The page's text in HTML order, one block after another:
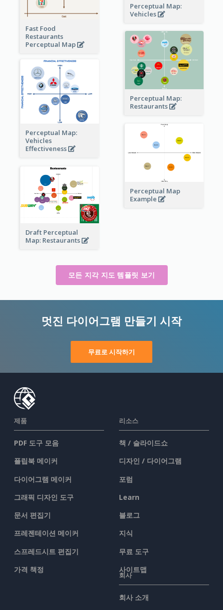
Perceptual Map:
Vehicles
Fast Food
Restaurants
Perceptual Map
Perceptual Map:
Restaurants
Perceptual Map:
Vehicles
Effectiveness
Perceptual Map
Example
Draft Perceptual
Map: Restaurants
모든 지각 지도 템플릿 보기
멋진 다이어그램 만들기 시작
무료로 시작하기
제품
PDF 도구 모음
플립북 메이커
다이어그램 메이커
그래픽 디자인 도구
문서 편집기
프레젠테이션 메이커
스프레드시트 편집기
가격 책정
리소스
책 / 슬라이드쇼
디자인 / 다이어그램
포럼
Learn
블로그
지식
무료 도구
사이트맵
회사
회사 소개